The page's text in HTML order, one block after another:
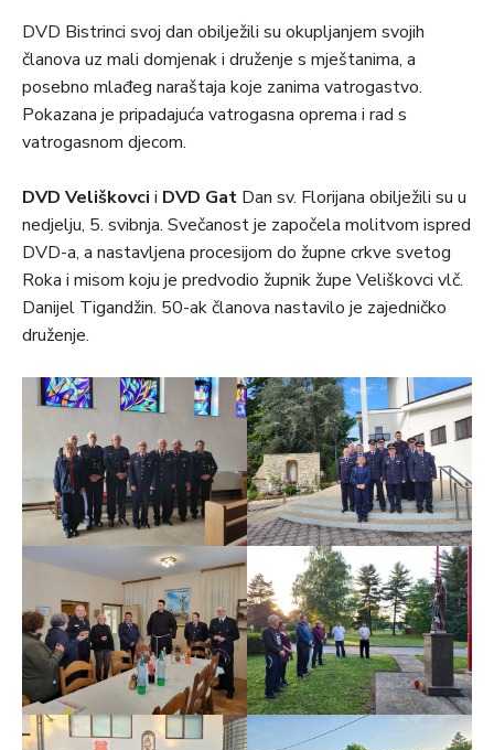
DVD Bistrinci svoj dan obilježili su okupljanjem svojih
članova uz mali domjenak i druženje s mještanima, a
posebno mlađeg naraštaja koje zanima vatrogastvo.
Pokazana je pripadajuća vatrogasna oprema i rad s
vatrogasnom djecom.
DVD Veliškovci i DVD Gat Dan sv. Florijana obilježili su u
nedjelju, 5. svibnja. Svečanost je započela molitvom ispred
DVD-a, a nastavljena procesijom do župne crkve svetog
Roka i misom koju je predvodio župnik župe Veliškovci vlč.
Danijel Tigandžin. 50-ak članova nastavilo je zajedničko
druženje.